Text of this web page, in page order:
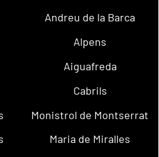
Andreu de la Barca
Alpens
Aiguafreda
Cabrils
Monistrol de Montserrat
Maria de Miralles